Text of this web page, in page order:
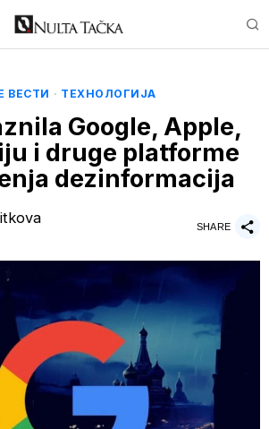
ВЕСТИ · ТЕХНОЛОГИЈА
Google, Apple,
i druge platforme
dezinformacija
SHARE